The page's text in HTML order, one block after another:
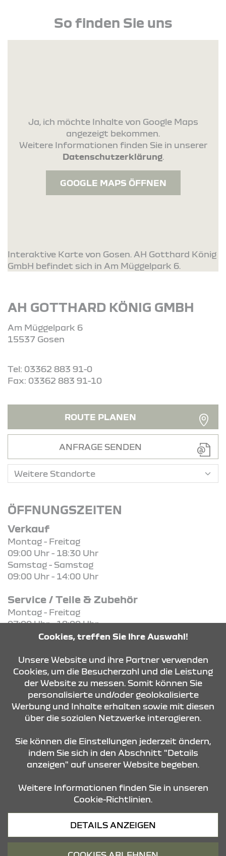
So finden Sie uns
Ja, ich möchte Inhalte von Google Maps
angezeigt bekommen.
Weitere Informationen finden Sie in unserer
Datenschutzerklärung.
GOOGLE MAPS ÖFFNEN
Interaktive Karte von Gosen. AH Gotthard König
GmbH befindet sich in Am Müggelpark 6.
AH GOTTHARD KÖNIG GMBH
Am Müggelpark 6
15537 Gosen
Tel: 03362 883 91-0
Fax: 03362 883 91-10
ROUTE PLANEN
ANFRAGE SENDEN
ÖFFNUNGSZEITEN
Verkauf
Montag - Freitag
09:00 Uhr - 18:30 Uhr
Samstag - Samstag
09:00 Uhr - 14:00 Uhr
Service / Teile & Zubehör
Montag - Freitag
07:00 Uhr - 18:00 Uhr
KONTAKT & ANFAHRT
ÖFFNUNGSZEITEN
STANDORTE
Datenschutz
Cookies, treffen Sie Ihre Auswahl!
Unsere Website und ihre Partner verwenden
Cookies, um die Besucherzahl und die Leistung
der Website zu messen. Somit können Sie
personalisierte und/oder geolokalisierte
Werbung und Inhalte erhalten sowie mit diesen
über die sozialen Netzwerke interagieren.
Sie können die Einstellungen jederzeit ändern,
indem Sie sich in den Abschnitt "Details
anzeigen" auf unserer Website begeben.
Weitere Informationen finden Sie in unseren
Cookie-Richtlinien.
DETAILS ANZEIGEN